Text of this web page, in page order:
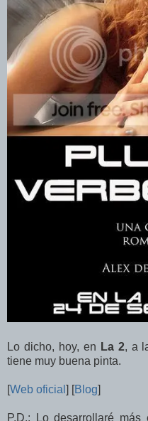
Lo dicho, hoy, en La 2, a
tiene muy buena pinta.
[Web oficial ] [Blog]
P.D.: Lo desarrollaré